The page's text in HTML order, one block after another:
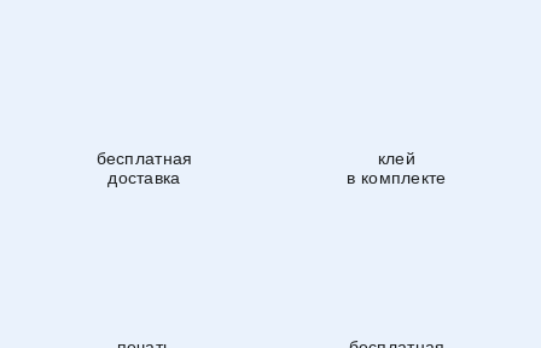
бесплатная
доставка
клей
в комплекте